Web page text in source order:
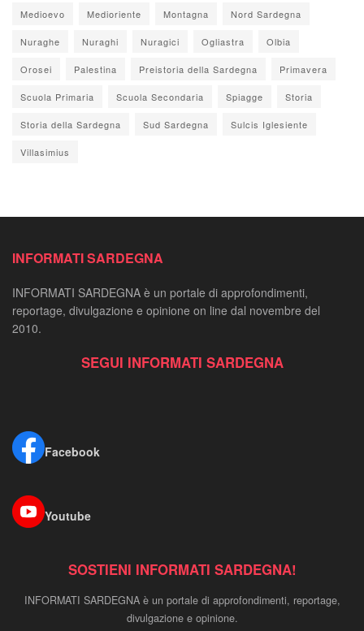
Medioevo Medioriente Montagna Nord Sardegna
Nuraghe Nuraghi Nuragici Ogliastra Olbia
Orosei Palestina Preistoria della Sardegna Primavera
Scuola Primaria Scuola Secondaria Spiagge Storia
Storia della Sardegna Sud Sardegna Sulcis Iglesiente
Villasimius
INFORMATI SARDEGNA
INFORMATI SARDEGNA è un portale di approfondimenti,
reportage, divulgazione e opinione on line dal novembre del
2010.
SEGUI INFORMATI SARDEGNA
Facebook
Youtube
SOSTIENI INFORMATI SARDEGNA!
INFORMATI SARDEGNA è un portale di approfondimenti, reportage,
divulgazione e opinione.